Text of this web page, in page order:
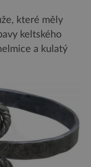
které měly
keltského
a kulatý